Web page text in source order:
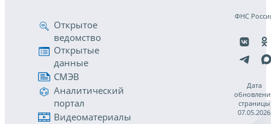
Открытое
ведомство
Открытые
данные
СМЭВ
Аналитический
портал
Видеоматериалы
ФНС
Дата
страницы
07.05.2026